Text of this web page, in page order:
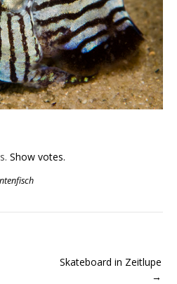
Submit Rating
Show votes.
Skateboard in Zeitlupe